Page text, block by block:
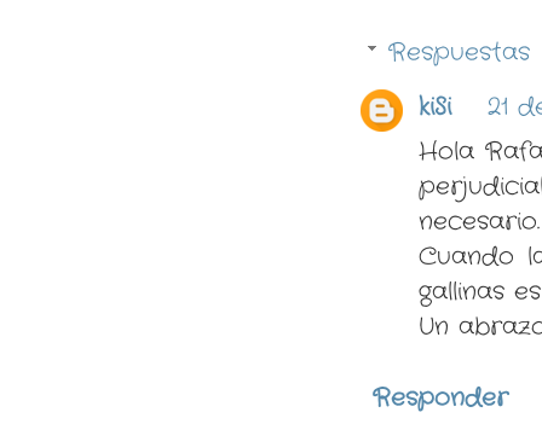
Respuestas
kiSi
21
Hola
necesario.
Cuando
gallinas
Un
Responder